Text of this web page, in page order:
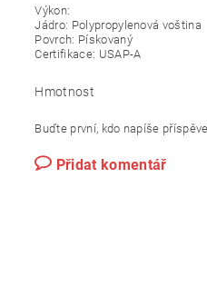
Výkon:
Jádro: Polypropylenová voština
Povrch: Pískovaný
Certifikace: USAP-A
Hmotnost
Buďte první, kdo napíše
Přidat komentář